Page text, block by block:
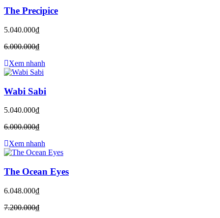
The Precipice
5.040.000₫
6.000.000₫
Xem nhanh
Wabi Sabi
5.040.000₫
6.000.000₫
Xem nhanh
The Ocean Eyes
6.048.000₫
7.200.000₫